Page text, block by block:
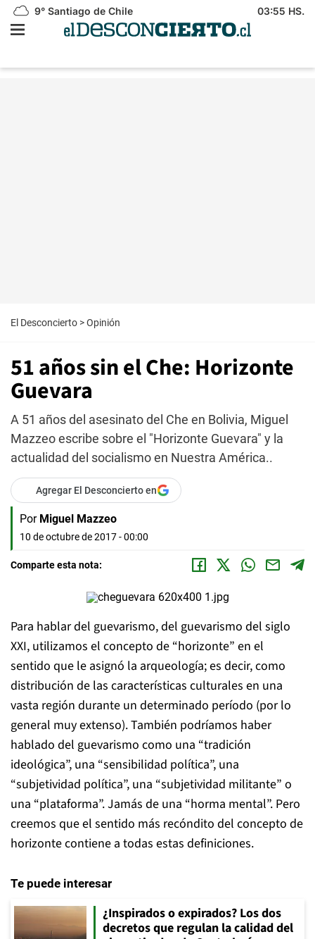
9° Santiago de Chile 03:55 HS.
El Desconcierto >Opinión
51 años sin el Che: Horizonte
Guevara
A 51 años del asesinato del Che en Bolivia, Miguel
Mazzeo escribe sobre el "Horizonte Guevara" y la
actualidad del socialismo en Nuestra América..
Agregar El Desconcierto en
Por Miguel Mazzeo
10 de octubre de 2017 - 00:00
Comparte esta nota:
Para hablar del guevarismo, del guevarismo del siglo
XXI, utilizamos el concepto de “horizonte” en el
sentido que le asignó la arqueología; es decir, como
distribución de las características culturales en una
vasta región durante un determinado período (por lo
general muy extenso). También podríamos haber
hablado del guevarismo como una “tradición
ideológica”, una “sensibilidad política”, una
“subjetividad política”, una “subjetividad militante” o
una “plataforma”. Jamás de una “horma mental”. Pero
creemos que el sentido más recóndito del concepto de
horizonte contiene a todas estas definiciones.
Te puede interesar
¿Inspirados o expirados? Los dos
decretos que regulan la calidad del